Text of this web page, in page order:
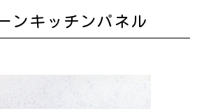
ンキッチンパネル